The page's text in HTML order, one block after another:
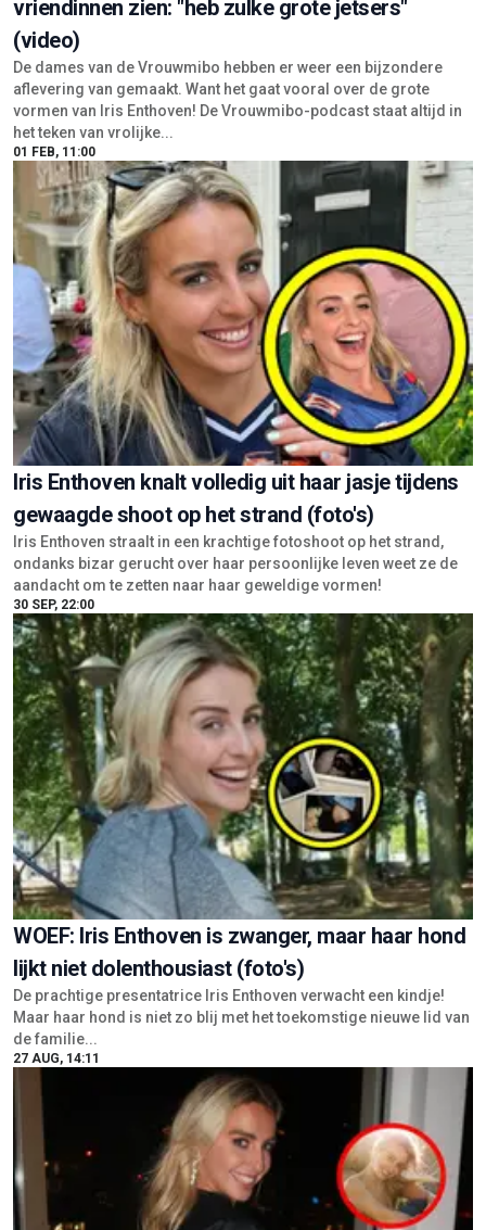
vriendinnen zien: "heb zulke grote jetsers"
(video)
De dames van de Vrouwmibo hebben er weer een bijzondere
aflevering van gemaakt. Want het gaat vooral over de grote
vormen van Iris Enthoven! De Vrouwmibo-podcast staat altijd in
het teken van vrolijke...
01 FEB, 11:00
Iris Enthoven knalt volledig uit haar jasje tijdens
gewaagde shoot op het strand (foto's)
Iris Enthoven straalt in een krachtige fotoshoot op het strand,
ondanks bizar gerucht over haar persoonlijke leven weet ze de
aandacht om te zetten naar haar geweldige vormen!
30 SEP, 22:00
WOEF: Iris Enthoven is zwanger, maar haar hond
lijkt niet dolenthousiast (foto's)
De prachtige presentatrice Iris Enthoven verwacht een kindje!
Maar haar hond is niet zo blij met het toekomstige nieuwe lid van
de familie...
27 AUG, 14:11